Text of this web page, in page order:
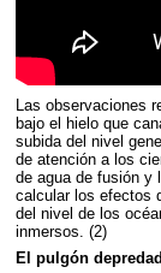
Las observaciones
bajo el hielo que
subida del nivel
de atención a los
de agua de fusión y
calcular los efectos
del nivel de los
inmersos. (2)
El pulgón